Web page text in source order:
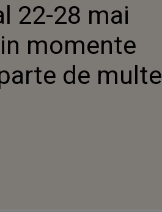
22-28 mai
momente
de multe